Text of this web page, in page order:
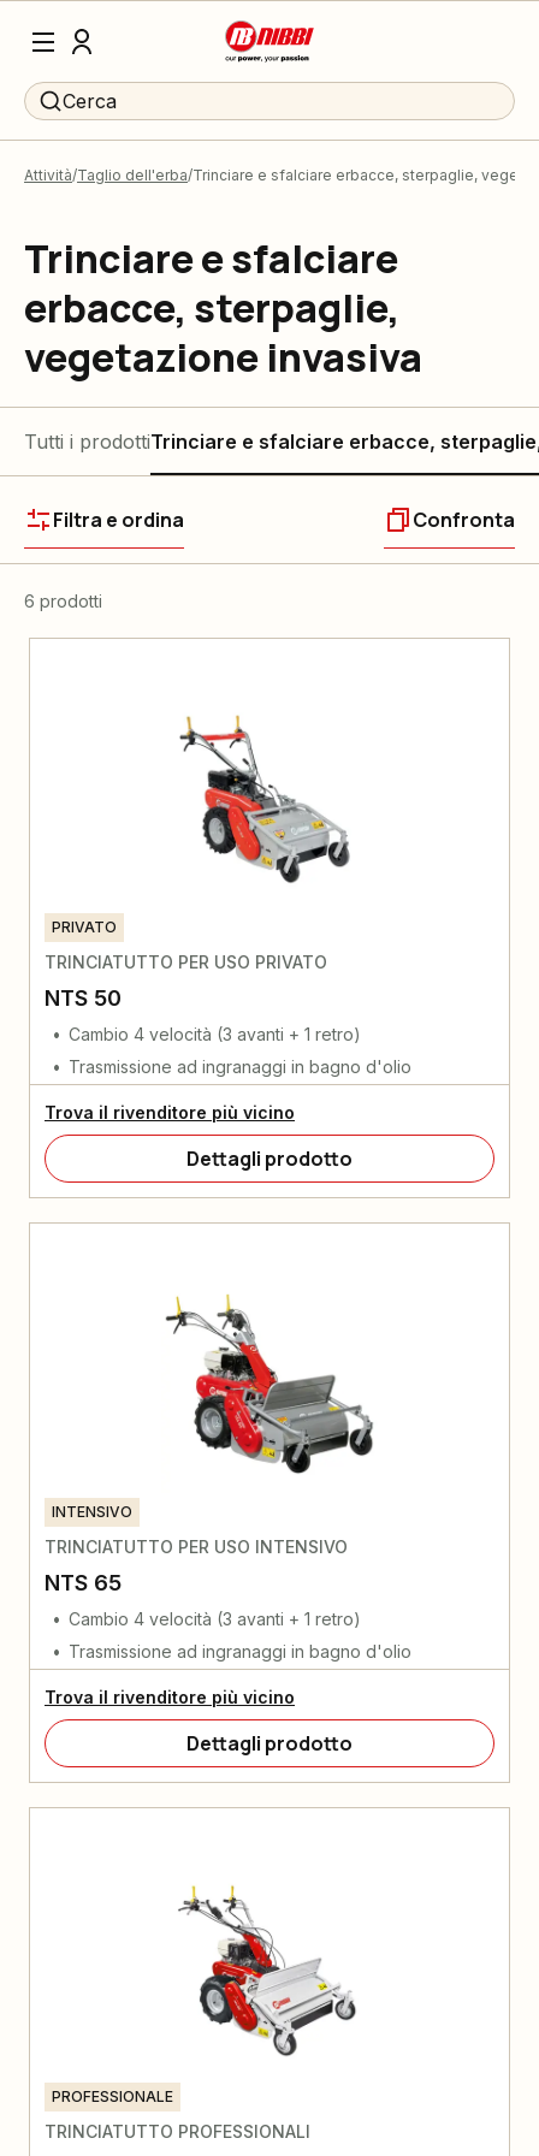
Cerca
Attività Taglio dell'erba Trinciare e sfalciare erbacce, sterpaglie,
Trinciare e sfalciare
erbacce, sterpaglie,
vegetazione invasiva
Tutti i prodottiTrinciare e sfalciare erbacce,
Filtra e ordina Confronta
6 prodotti
PRIVATO
TRINCIATUTTO PER USO PRIVATO
NTS 50
Cambio 4 velocità (3 avanti + 1 retro)
Trasmissione ad ingranaggi in bagno d'olio
Trova il rivenditore più vicino
Dettagli prodotto
INTENSIVO
TRINCIATUTTO PER USO INTENSIVO
NTS 65
Cambio 4 velocità (3 avanti + 1 retro)
Trasmissione ad ingranaggi in bagno d'olio
Trova il rivenditore più vicino
Dettagli prodotto
PROFESSIONALE
TRINCIATUTTO PROFESSIONALI